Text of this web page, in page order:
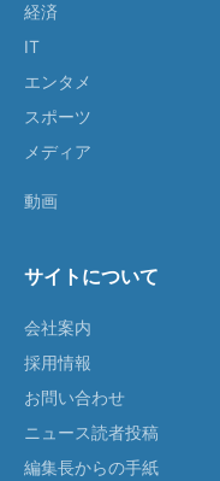
経済
IT
エンタメ
スポーツ
メディア
動画
サイトについて
会社案内
採用情報
お問い合わせ
ニュース読者投稿
編集長からの手紙